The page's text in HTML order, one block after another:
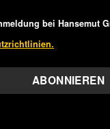
bei Hansemut